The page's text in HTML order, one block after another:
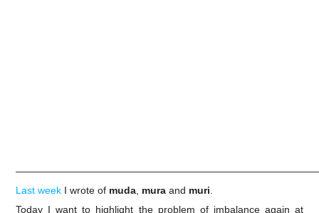
Last week I wrote of muda mura and muri
Today I want to highlight the problem of imbalance again at